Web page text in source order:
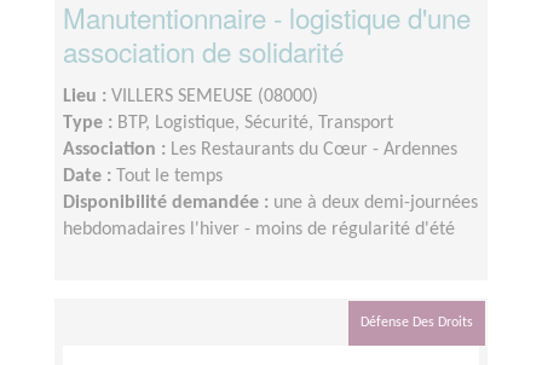
Manutentionnaire - logistique d'une
association de solidarité
Lieu : VILLERS SEMEUSE (08000)
Type : BTP, Logistique, Sécurité, Transport
Association : Les Restaurants du Cœur - Ardennes
Date :
Tout le temps
Disponibilité demandée : une à deux demi-journées
hebdomadaires l'hiver - moins de régularité d'été
Défense Des Droits